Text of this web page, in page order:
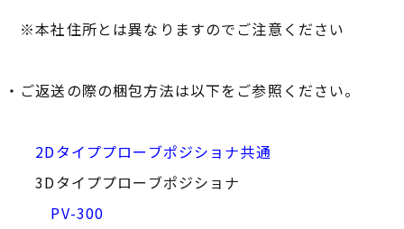
※本社住所とは異なりますのでご注意ください
・ご返送の際の梱包方法は以下をご参照ください。
2Dタイププローブポジショナ共通
3Dタイププローブポジショナ
PV-300